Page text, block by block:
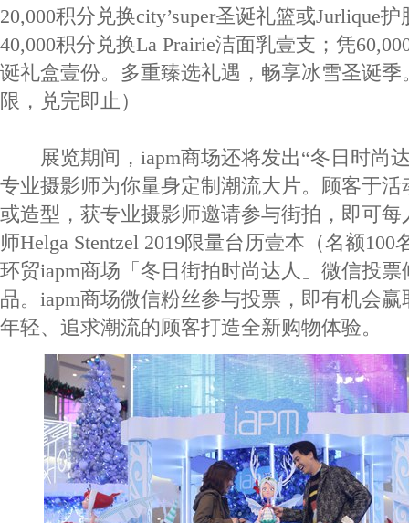
20,000积分兑换city’super圣诞礼篮或Jurlique
40,000积分兑换La Prairie洁面乳壹支；凭
诞礼盒壹份。多重臻选礼遇，畅享冰雪圣诞
限，兑完即止）
展览期间，iapm商场还将发出“冬日时尚
专业摄影师为你量身定制潮流大片。顾客于
或造型，获专业摄影师邀请参与街拍，即可每
师Helga Stentzel 2019限量台历壹本（名额
环贸iapm商场「冬日街拍时尚达人」微信投
品。iapm商场微信粉丝参与投票，即有机会
年轻、追求潮流的顾客打造全新购物体验。